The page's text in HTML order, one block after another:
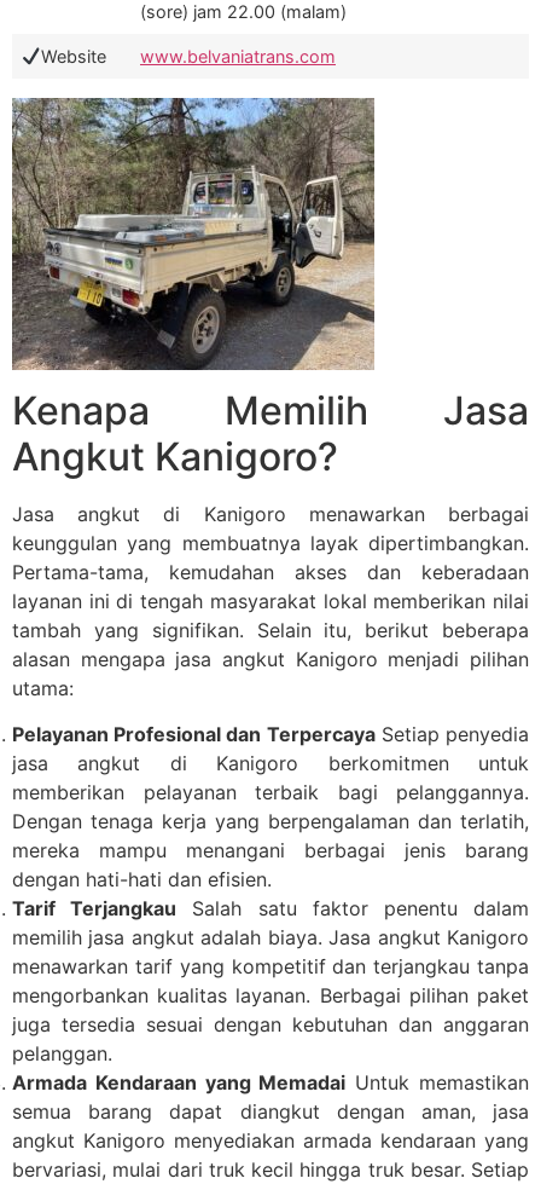
(sore) jam 22.00 (malam)
Website www.belvaniatrans.com
Kenapa Memilih Jasa
Angkut Kanigoro?
Jasa angkut di Kanigoro menawarkan berbagai
keunggulan yang membuatnya layak dipertimbangkan.
Pertama-tama, kemudahan akses dan keberadaan
layanan ini di tengah masyarakat lokal memberikan nilai
tambah yang signifikan. Selain itu, berikut beberapa
alasan mengapa jasa angkut Kanigoro menjadi pilihan
utama:
Pelayanan Profesional dan TerpercayaSetiap penyedia
jasa angkut di Kanigoro berkomitmen untuk
memberikan pelayanan terbaik bagi pelanggannya.
Dengan tenaga kerja yang berpengalaman dan terlatih,
mereka mampu menangani berbagai jenis barang
dengan hati-hati dan efisien.
Tarif Terjangkau Salah satu faktor penentu dalam
memilih jasa angkut adalah biaya. Jasa angkut Kanigoro
menawarkan tarif yang kompetitif dan terjangkau tanpa
mengorbankan kualitas layanan. Berbagai pilihan paket
juga tersedia sesuai dengan kebutuhan dan anggaran
pelanggan.
Armada Kendaraan yang Memadai Untuk memastikan
semua barang dapat diangkut dengan aman, jasa
angkut Kanigoro menyediakan armada kendaraan yang
bervariasi, mulai dari truk kecil hingga truk besar. Setiap